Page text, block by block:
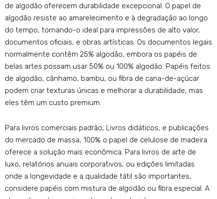
de algodão oferecem durabilidade excepcional. O papel de
algodão resiste ao amarelecimento e à degradação ao longo
do tempo, tornando-o ideal para impressões de alto valor,
documentos oficiais, e obras artísticas. Os documentos legais
normalmente contêm 25% algodão, embora os papéis de
belas artes possam usar 50% ou 100% algodão. Papéis feitos
de algodão, cânhamo, bambu, ou fibra de cana-de-açúcar
podem criar texturas únicas e melhorar a durabilidade, mas
eles têm um custo premium.
Para livros comerciais padrão, Livros didáticos, e publicações
do mercado de massa, 100% o papel de celulose de madeira
oferece a solução mais econômica. Para livros de arte de
luxo, relatórios anuais corporativos, ou edições limitadas
onde a longevidade e a qualidade tátil são importantes,
considere papéis com mistura de algodão ou fibra especial. A